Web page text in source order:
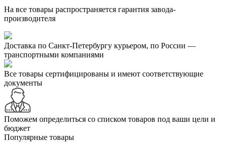
На все товары распространяется гарантия завода-
производителя
Доставка по Санкт-Петербургу курьером, по России —
транспортными компаниями
Все товары сертифицированы и имеют соответствующие
документы
Поможем определиться со списком товаров под ваши цели и
бюджет
Популярные товары